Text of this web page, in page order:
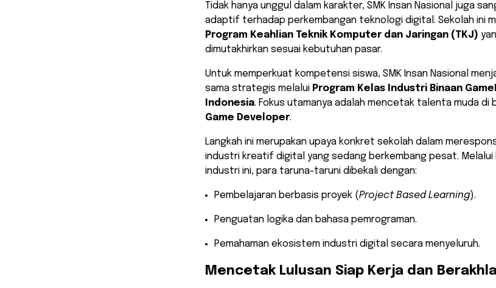
​Tidak hanya unggul dalam karakter, SMK Insan Nasional juga
adaptif terhadap perkembangan teknologi digital. Sekolah ini
Program Keahlian Teknik Komputer dan Jaringan (TKJ)
dimutakhirkan sesuai kebutuhan pasar.
​Untuk memperkuat kompetensi siswa, SMK Insan Nasional
sama strategis melalui Program Kelas Industri Binaan
Indonesia. Fokus utamanya adalah mencetak talenta muda di
Game Developer.
​Langkah ini merupakan upaya konkret sekolah dalam
industri kreatif digital yang sedang berkembang pesat. Melalui
industri ini, para taruna-taruni dibekali dengan:
​Pembelajaran berbasis proyek (Project Based Learning).
​Penguatan logika dan bahasa pemrograman.
​Pemahaman ekosistem industri digital secara menyeluruh.
​Mencetak Lulusan Siap Kerja dan